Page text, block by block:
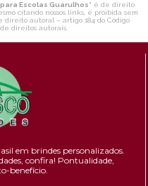
Escolas Guarulhos" é de direito
citando nossos links, é proibida sem
direito autoral – artigo 184 do Código
direitos autorais.
em brindes personalizados.
confira! Pontualidade,
benefício.